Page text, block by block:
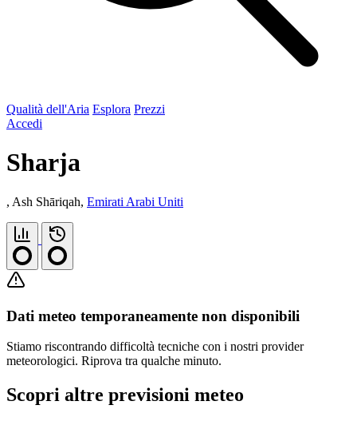
Qualità dell'Aria Esplora Prezzi
Accedi
Sharja
, Ash Shāriqah, Emirati Arabi Uniti
Dati meteo temporaneamente non disponibili
Stiamo riscontrando difficoltà tecniche con i nostri provider
meteorologici. Riprova tra qualche minuto.
Scopri altre previsioni meteo